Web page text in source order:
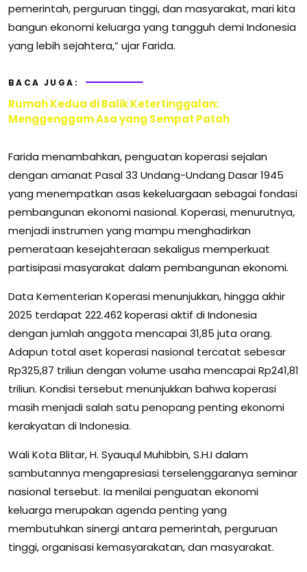
pemerintah, perguruan tinggi, dan masyarakat, mari kita
bangun ekonomi keluarga yang tangguh demi Indonesia
yang lebih sejahtera,” ujar Farida.
BACA JUGA:
Rumah Kedua di Balik Ketertinggalan:
Menggenggam Asa yang Sempat Patah
Farida menambahkan, penguatan koperasi sejalan
dengan amanat Pasal 33 Undang-Undang Dasar 1945
yang menempatkan asas kekeluargaan sebagai fondasi
pembangunan ekonomi nasional. Koperasi, menurutnya,
menjadi instrumen yang mampu menghadirkan
pemerataan kesejahteraan sekaligus memperkuat
partisipasi masyarakat dalam pembangunan ekonomi.
Data Kementerian Koperasi menunjukkan, hingga akhir
2025 terdapat 222.462 koperasi aktif di Indonesia
dengan jumlah anggota mencapai 31,85 juta orang.
Adapun total aset koperasi nasional tercatat sebesar
Rp325,87 triliun dengan volume usaha mencapai Rp241,81
triliun. Kondisi tersebut menunjukkan bahwa koperasi
masih menjadi salah satu penopang penting ekonomi
kerakyatan di Indonesia.
Wali Kota Blitar, H. Syauqul Muhibbin, S.H.I dalam
sambutannya mengapresiasi terselenggaranya seminar
nasional tersebut. Ia menilai penguatan ekonomi
keluarga merupakan agenda penting yang
membutuhkan sinergi antara pemerintah, perguruan
tinggi, organisasi kemasyarakatan, dan masyarakat.